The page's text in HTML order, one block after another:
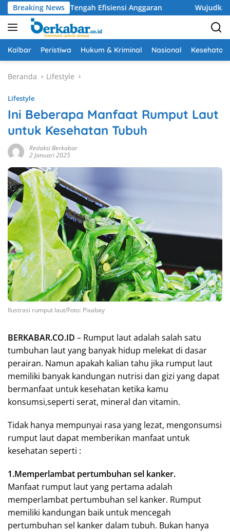
Langsung
ke
konten
Breaking News
di Tengah Efisiensi Anggaran Wujudkan Drainase
Kalbar Peristiwa Hukum & Kriminal Nasional Kesehatan
Beranda Lifestyle
Lifestyle
Ini Beberapa Manfaat Rumput Laut
untuk Kesehatan Tubuh
Redaksi Berkabar
2 Januari 2025
Ilustrasi rumput laut/Foto: Pixabay
BERKABAR.CO.ID – Rumput laut adalah salah satu
tumbuhan laut yang banyak hidup melekat di dasar
perairan. Namun apakah kalian tahu jika rumput laut
memiliki banyak kandungan nutrisi dan gizi yang dapat
bermanfaat untuk kesehatan ketika kamu
konsumsi,seperti serat, mineral dan vitamin.
Tidak hanya mempunyai rasa yang lezat, mengonsumsi
rumput laut dapat memberikan manfaat untuk
kesehatan seperti :
1.Memperlambat pertumbuhan sel kanker.
Manfaat rumput laut yang pertama adalah
memperlambat pertumbuhan sel kanker. Rumput
memiliki kandungan baik untuk mencegah
pertumbuhan sel kanker dalam tubuh. Bukan hanya